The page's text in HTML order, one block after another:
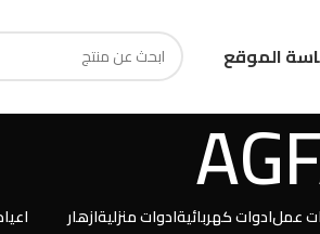
الموقع
عملادوات كهربائيةادوات منزليةازهار